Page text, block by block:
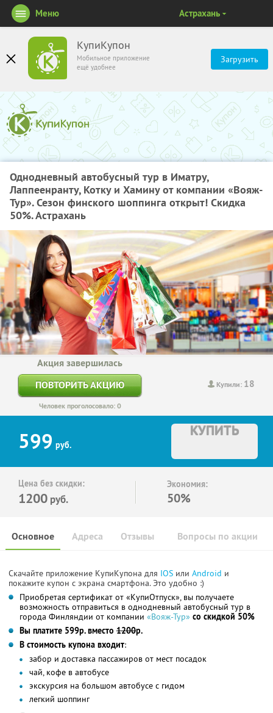
КупиКупон
Мобильное приложение
ещё удобнее
Загрузить
Меню Астрахань
Однодневный автобусный тур в Иматру,
Лаппеенранту, Котку и Хамину от компании «Вояж-
Тур». Сезон финского шоппинга открыт! Скидка
50%. Астрахань
Купили: 18
Акция завершилась
ПОВТОРИТЬ АКЦИЮ
Человек проголосовало: 0
599 руб.
КУПИТЬ
Цена без скидки:
1200 руб.
Экономия:
50%
Основное Отзывы Вопросы по акции
Адреса
Скачайте приложение КупиКупона для IOS или Android и
покажите купон с экрана смартфона. Это удобно :)
Приобретая сертификат от «КупиОтпуск», вы получаете
возможность отправиться в однодневный автобусный тур в
города Финляндии от компании «Вояж-Тур» со скидкой 50%
Вы платите 599р. вместо 1200р.
В стоимость купона входит:
забор и доставка пассажиров от мест посадок
чай, кофе в автобусе
экскурсия на большом автобусе с гидом
легкий шоппинг